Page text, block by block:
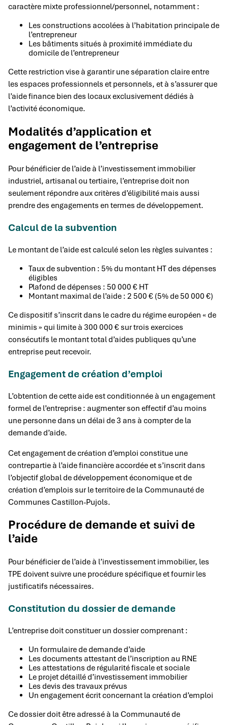
caractère mixte professionnel/personnel, notamment :
Les constructions accolées à l’habitation principale de
l’entrepreneur
Les bâtiments situés à proximité immédiate du
domicile de l’entrepreneur
Cette restriction vise à garantir une séparation claire entre
les espaces professionnels et personnels, et à s’assurer que
l’aide finance bien des locaux exclusivement dédiés à
l’activité économique.
Modalités d’application et
engagement de l’entreprise
Pour bénéficier de l’aide à l’investissement immobilier
industriel, artisanal ou tertiaire, l’entreprise doit non
seulement répondre aux critères d’éligibilité mais aussi
prendre des engagements en termes de développement.
Calcul de la subvention
Le montant de l’aide est calculé selon les règles suivantes :
Taux de subvention : 5% du montant HT des dépenses
éligibles
Plafond de dépenses : 50 000 € HT
Montant maximal de l’aide : 2 500 € (5% de 50 000 €)
Ce dispositif s’inscrit dans le cadre du régime européen « de
minimis » qui limite à 300 000 € sur trois exercices
consécutifs le montant total d’aides publiques qu’une
entreprise peut recevoir.
Engagement de création d’emploi
L’obtention de cette aide est conditionnée à un engagement
formel de l’entreprise : augmenter son effectif d’au moins
une personne dans un délai de 3 ans à compter de la
demande d’aide.
Cet engagement de création d’emploi constitue une
contrepartie à l’aide financière accordée et s’inscrit dans
l’objectif global de développement économique et de
création d’emplois sur le territoire de la Communauté de
Communes Castillon-Pujols.
Procédure de demande et suivi de
l’aide
Pour bénéficier de l’aide à l’investissement immobilier, les
TPE doivent suivre une procédure spécifique et fournir les
justificatifs nécessaires.
Constitution du dossier de demande
L’entreprise doit constituer un dossier comprenant :
Un formulaire de demande d’aide
Les documents attestant de l’inscription au RNE
Les attestations de régularité fiscale et sociale
Le projet détaillé d’investissement immobilier
Les devis des travaux prévus
Un engagement écrit concernant la création d’emploi
Ce dossier doit être adressé à la Communauté de